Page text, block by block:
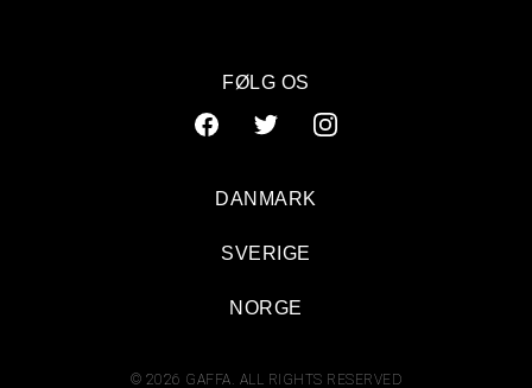
FØLG OS
© 2026 GAFFA. ALL RIGHTS RESERVED
DANMARK
SVERIGE
NORGE